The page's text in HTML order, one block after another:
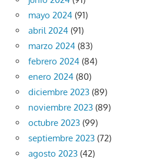
mayo 2024 (91)
abril 2024 (91)
marzo 2024 (83)
febrero 2024 (84)
enero 2024 (80)
diciembre 2023 (89)
noviembre 2023 (89)
octubre 2023 (99)
septiembre 2023 (72)
agosto 2023 (42)